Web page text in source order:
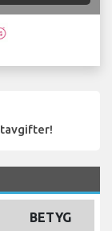
BETYG